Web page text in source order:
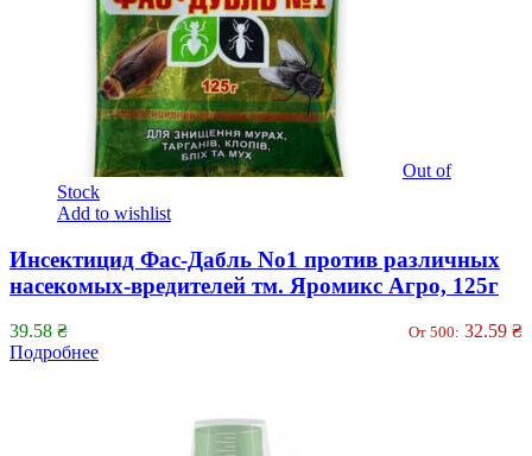
Out of
Stock
Add to wishlist
Инсектицид Фас-Дабль No1 против различных
насекомых-вредителей тм. Яромикс Агро, 125г
39.58 ₴ От 500: 32.59 ₴
Подробнее